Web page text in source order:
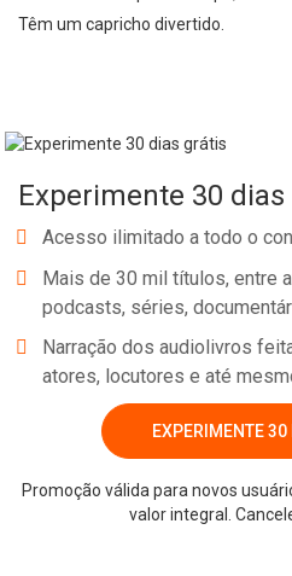
Têm um capricho divertido.
Experimente 30
Acesso ilimitado a todo o
Mais de 30 mil títulos, entre
podcasts, séries,
Narração dos audiolivros
atores, locutores e até
EXPERIMENTE 30
Promoção válida para novos
valor integral.